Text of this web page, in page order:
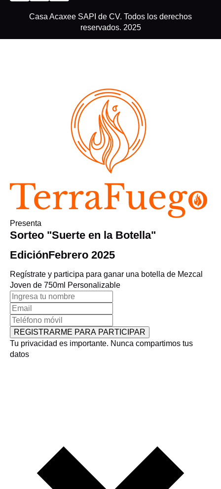
Casa Acaxee SAPI de CV. Todos los derechos
reservados. 2025
Presenta
Sorteo "Suerte en la Botella"
EdiciónFebrero 2025
Regístrate y participa para ganar una botella de Mezcal
Joven de 750ml Personalizable
REGISTRARME PARA PARTICIPAR
Tu privacidad es importante. Nunca compartimos tus
datos